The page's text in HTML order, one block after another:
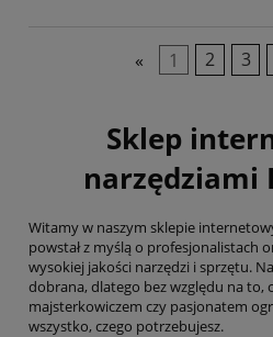
« 1 2 3
Sklep
narzędziami
Witamy w naszym sklepie
powstał z myślą o profesjonalistach
wysokiej jakości narzędzi i sprzętu.
dobrana, dlatego bez względu na to,
majsterkowiczem czy pasjonatem
wszystko, czego potrzebujesz.